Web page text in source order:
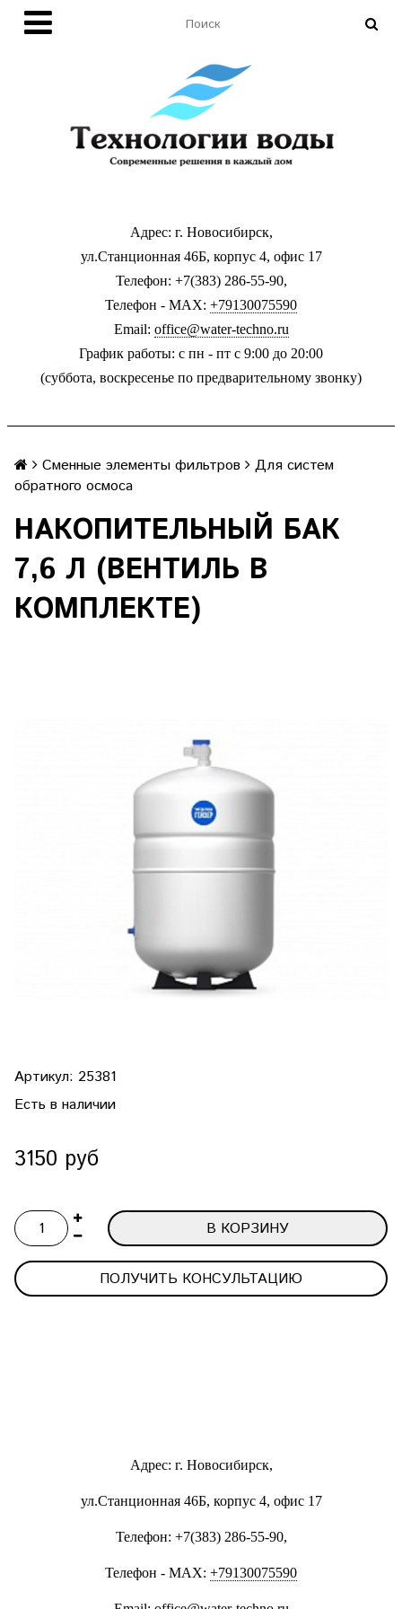
Адрес: г. Новосибирск,
ул.Станционная 46Б, корпус 4, офис 17
Телефон: +7(383) 286-55-90,
Телефон - MAX: +79130075590
Email: office@water-techno.ru
График работы: с пн - пт с 9:00 до 20:00
(суббота, воскресенье по предварительному звонку)
Сменные элементы фильтров
Для систем
обратного осмоса
НАКОПИТЕЛЬНЫЙ БАК
7,6 Л (ВЕНТИЛЬ В
КОМПЛЕКТЕ)
Артикул: 25381
Есть в наличии
3150 руб
В КОРЗИНУ
ПОЛУЧИТЬ КОНСУЛЬТАЦИЮ
Адрес: г. Новосибирск,
ул.Станционная 46Б, корпус 4, офис 17
Телефон: +7(383) 286-55-90,
Телефон - MAX: +79130075590